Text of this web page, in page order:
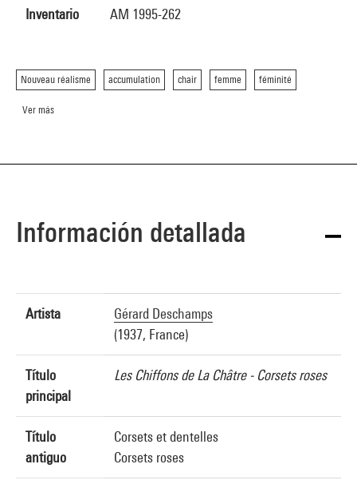
Inventario AM 1995-262
Nouveau réalisme accumulation chair femme féminité
Ver más
Información detallada
Artista
Gérard Deschamps
(1937, France)
Título
principal
Les Chiffons de La Châtre - Corsets roses
Título
antiguo
Corsets et dentelles
Corsets roses